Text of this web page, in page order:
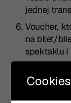
jednej
Voucher,
na bilet/
spektaklu i
Wymiana
Cookies